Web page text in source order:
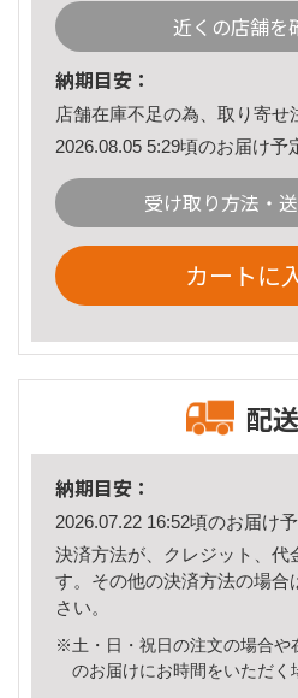
近くの店舗を
納期目安：
店舗在庫不足の為、取り寄せ
2026.08.05 5:29頃のお届け予
受け取り方法・
カートに
配
納期目安：
2026.07.22 16:52頃のお届け予
決済方法が、クレジット、代
す。その他の決済方法の場合
さい。
※土・日・祝日の注文の場合や
のお届けにお時間をいただく